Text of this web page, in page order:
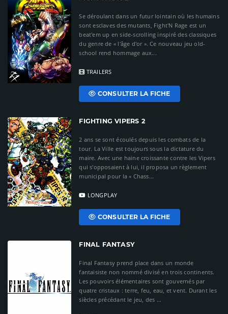
Se déroulant dans un futur lointain où les humains
sont esclaves des mutants, Fight'N Rage est un
beat'em up en side-scrolling inspiré des classiques
du genre de « l'âge d'or ». Ce nouveau jeu old-
school rend hommage aux...
TRAILERS
CONSULTER LA FICHE
FIGHTING VIPERS 2
2 ans se sont écoulés depuis les combats de la
tour. La Ville est toujours sous la dictature du
maire. Avec une haine croissante contre les Vipers
qui s'opposaient à lui, il proposa un règlement
municipal pour la « Chass...
LONGPLAY
CONSULTER LA FICHE
FINAL FANTASY
Final Fantasy prend place dans un monde
fantaisiste non nommé divisé en trois continents.
Les pouvoirs élémentaires sont gouvernés par
quatre cristaux : terre, feu, eau, et vent. Durant les
siècles précédant le jeu, des ...